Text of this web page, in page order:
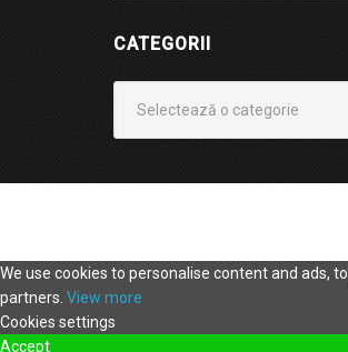
CATEGORII
We use cookies to personalise content and ads,
partners. View more
Cookies settings
Accept